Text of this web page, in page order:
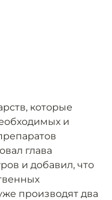
которые
и
глава
и добавил, что
производят два